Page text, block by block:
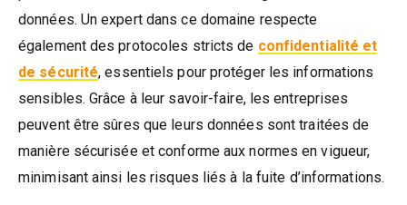
données. Un expert dans ce domaine respecte
également des protocoles stricts de confidentialité et
de sécurité, essentiels pour protéger les informations
sensibles. Grâce à leur savoir-faire, les entreprises
peuvent être sûres que leurs données sont traitées de
manière sécurisée et conforme aux normes en vigueur,
minimisant ainsi les risques liés à la fuite d’informations.